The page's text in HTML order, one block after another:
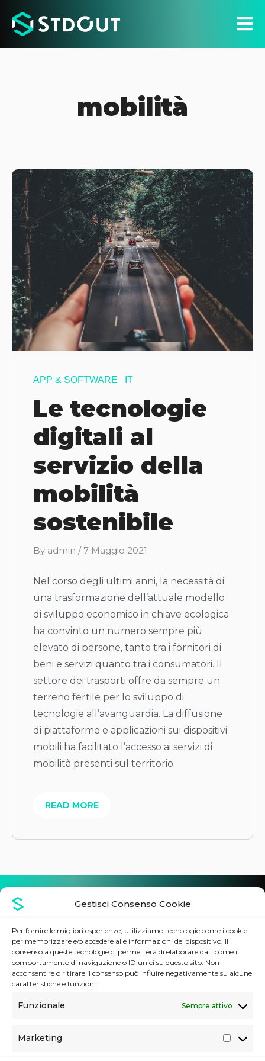
Gestisci Consenso Cookie
Per fornire le migliori esperienze, utilizziamo tecnologie come i cookie
per memorizzare e/o accedere alle informazioni del dispositivo. Il
consenso a queste tecnologie ci permetterà di elaborare dati come il
comportamento di navigazione o ID unici su questo sito. Non
acconsentire o ritirare il consenso può influire negativamente su alcune
caratteristiche e funzioni.
Funzionale Sempre attivo
Marketing
mobilità
APP & SOFTWARE IT
Le tecnologie
digitali al
servizio della
mobilità
sostenibile
B
By admin / 7 Maggio 2021
Nel corso degli ultimi anni, la necessità di
una trasformazione dell’attuale modello
di sviluppo economico in chiave ecologica
ha convinto un numero sempre più
elevato di persone, tanto tra i fornitori di
beni e servizi quanto tra i consumatori. Il
settore dei trasporti offre da sempre un
terreno fertile per lo sviluppo di
tecnologie all’avanguardia. La diffusione
di piattaforme e applicazioni sui dispositivi
mobili ha facilitato l’accesso ai servizi di
mobilità presenti sul territorio.
READ MORE
DOVE PUOI TROVARCI
Sede legale
Via Imperatore Federico, 24
90143 Palermo (PA), Italia